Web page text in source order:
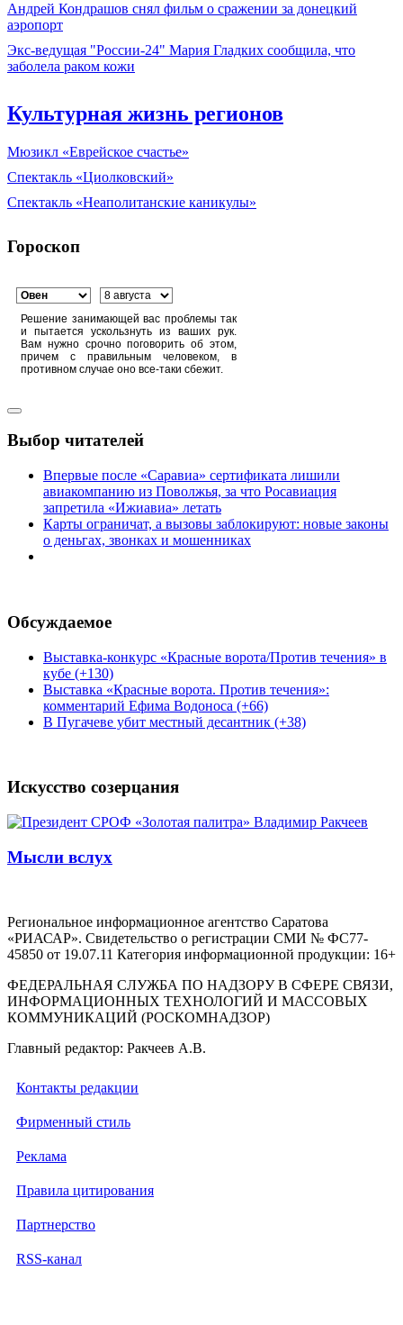
Андрей Кондрашов снял фильм о сражении за донецкий
аэропорт
Экс-ведущая "России-24" Мария Гладких сообщила, что
заболела раком кожи
Культурная жизнь регионов
Мюзикл «Еврейское счастье»
Спектакль «Циолковский»
Спектакль «Неаполитанские каникулы»
Гороскоп
Решение занимающей вас проблемы так
и пытается ускользнуть из ваших рук.
Вам нужно срочно поговорить об этом,
причем с правильным человеком, в
противном случае оно все-таки сбежит.
Выбор читателей
Впервые после «Саравиа» сертификата лишили
авиакомпанию из Поволжья, за что Росавиация
запретила «Ижиавиа» летать
Карты ограничат, а вызовы заблокируют: новые законы
о деньгах, звонках и мошенниках
Обсуждаемое
Выставка-конкурс «Красные ворота/Против течения» в
кубе (+130)
Выставка «Красные ворота. Против течения»:
комментарий Ефима Водоноса (+66)
В Пугачеве убит местный десантник (+38)
Искусство созерцания
Мысли вслух
Региональное информационное агентство Саратова
«РИАСАР». Свидетельство о регистрации СМИ № ФС77-
45850 от 19.07.11 Категория информационной продукции: 16+
ФЕДЕРАЛЬНАЯ СЛУЖБА ПО НАДЗОРУ В СФЕРЕ СВЯЗИ,
ИНФОРМАЦИОННЫХ ТЕХНОЛОГИЙ И МАССОВЫХ
КОММУНИКАЦИЙ (РОСКОМНАДЗОР)
Главный редактор: Ракчеев А.В.
Контакты редакции
Фирменный стиль
Реклама
Правила цитирования
Партнерство
RSS-канал